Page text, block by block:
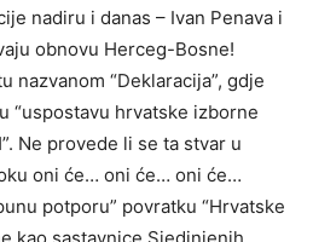
nadiru i danas – Ivan Penava i
obnovu Herceg-Bosne!
nazvanom “Deklaracija”, gdje
“uspostavu hrvatske izborne
Ne provede li se ta stvar u
oni će… oni će… oni će…
potporu” povratku “Hrvatske